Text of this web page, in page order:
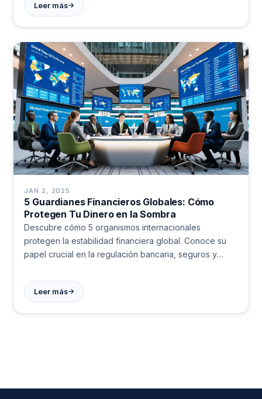
Leer más→
JAN 2, 2025
5 Guardianes Financieros Globales: Cómo
Protegen Tu Dinero en la Sombra
Descubre cómo 5 organismos internacionales
protegen la estabilidad financiera global. Conoce su
papel crucial en la regulación bancaria, seguros y
Leer más→